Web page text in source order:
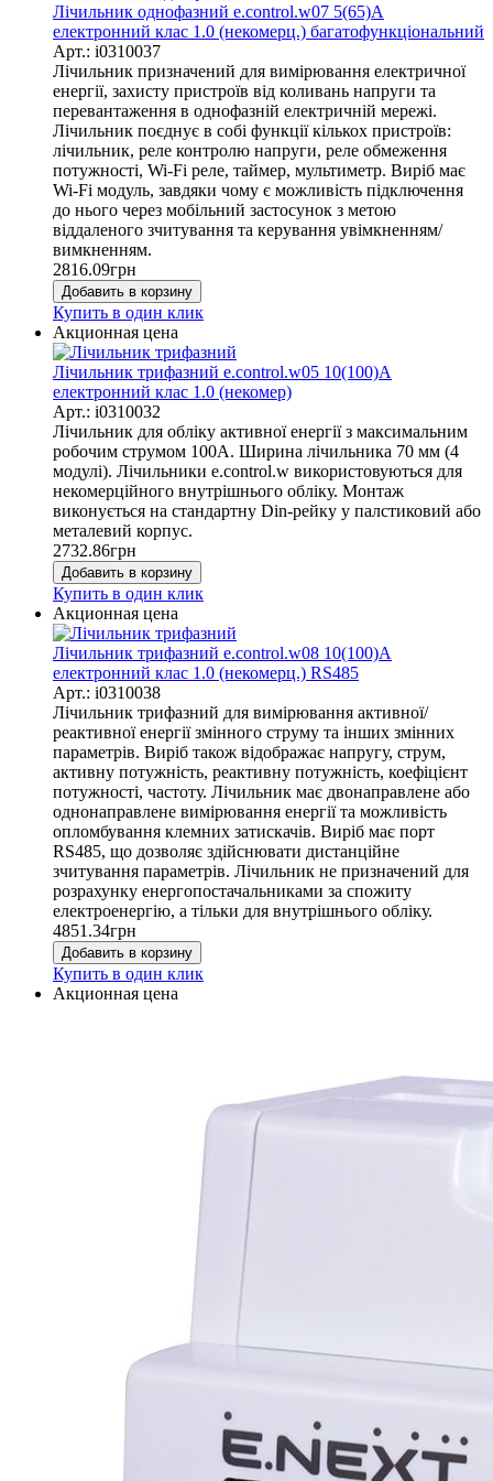
Лічильник однофазний e.control.w07 5(65)А
електронний клас 1.0 (некомерц.) багатофункціональний
Арт.: i0310037
Лічильник призначений для вимірювання електричної
енергії, захисту пристроїв від коливань напруги та
перевантаження в однофазній електричній мережі.
Лічильник поєднує в собі функції кількох пристроїв:
лічильник, реле контролю напруги, реле обмеження
потужності, Wi-Fi реле, таймер, мультиметр. Виріб має
Wi-Fi модуль, завдяки чому є можливість підключення
до нього через мобільний застосунок з метою
віддаленого зчитування та керування увімкненням/
вимкненням.
2816.09грн
Добавить в корзину
Купить в один клик
Акционная цена
Лічильник трифазний e.control.w05 10(100)А
електронний клас 1.0 (некомер)
Арт.: i0310032
Лічильник для обліку активної енергії з максимальним
робочим струмом 100А. Ширина лічильника 70 мм (4
модулі). Лічильники e.control.w використовуються для
некомерційного внутрішнього обліку. Монтаж
виконується на стандартну Din-рейку у палстиковий або
металевий корпус.
2732.86грн
Добавить в корзину
Купить в один клик
Акционная цена
Лічильник трифазний e.control.w08 10(100)А
електронний клас 1.0 (некомерц.) RS485
Арт.: i0310038
Лічильник трифазний для вимірювання активної/
реактивної енергії змінного струму та інших змінних
параметрів. Виріб також відображає напругу, струм,
активну потужність, реактивну потужність, коефіцієнт
потужності, частоту. Лічильник має двонаправлене або
однонаправлене вимірювання енергії та можливість
опломбування клемних затискачів. Виріб має порт
RS485, що дозволяє здійснювати дистанційне
зчитування параметрів. Лічильник не призначений для
розрахунку енергопостачальниками за спожиту
електроенергію, а тільки для внутрішнього обліку.
4851.34грн
Добавить в корзину
Купить в один клик
Акционная цена